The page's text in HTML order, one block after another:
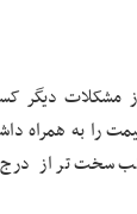
مشکلات دیگر
را به همراه
سخت تر از